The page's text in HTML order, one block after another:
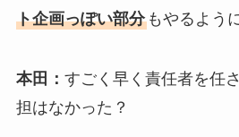
ト企画っぽい部分もやるよう
本田： すごく早く責任者を任
担はなかった？